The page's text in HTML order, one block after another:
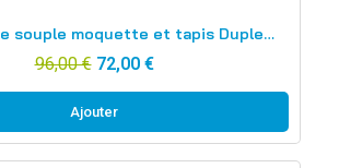
Brosse jaune souple moquette et tapis Duplex 420
96,00 € 72,00 €
Ajouter